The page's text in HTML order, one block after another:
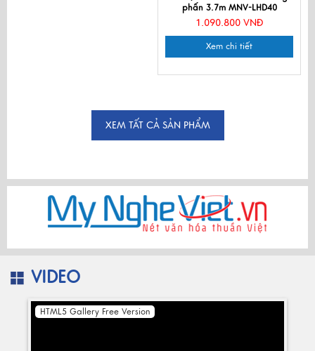
phấn 3.7m MNV-LHD40
1.090.800 VNĐ
Xem chi tiết
XEM TẤT CẢ SẢN PHẨM
VIDEO
HTML5 Gallery Free Version